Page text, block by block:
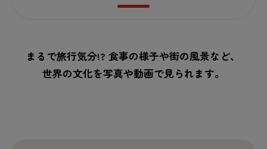
まるで旅行気分!? 食事の様子や街の風景など、
世界の文化を写真や動画で見られます。